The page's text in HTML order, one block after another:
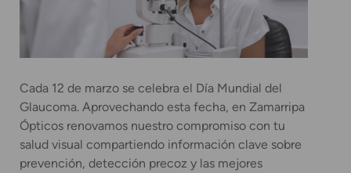
Cada 12 de marzo se celebra el Día Mundial del
Glaucoma. Aprovechando esta fecha, en Zamarripa
Ópticos renovamos nuestro compromiso con tu
salud visual compartiendo información clave sobre
prevención, detección precoz y las mejores